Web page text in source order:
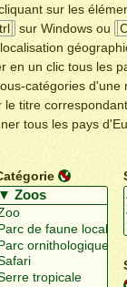
sur les
sur Windows ou
en un clic tous les
catégories d'une
titre
tous les pays